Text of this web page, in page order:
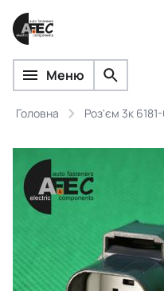
Меню
Головна Роз'єм 3к